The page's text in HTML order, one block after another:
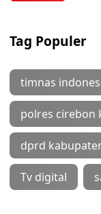
Tag Populer
timnas
polres cirebon
dprd
Tv digital